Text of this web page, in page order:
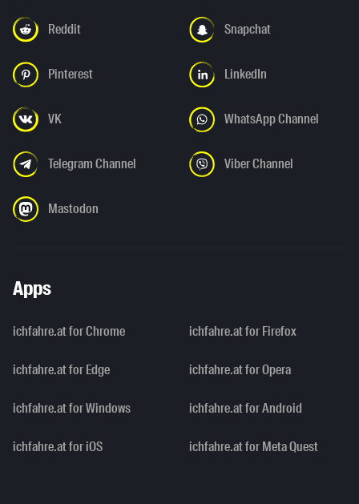
Reddit Snapchat
Pinterest LinkedIn
VK WhatsApp Channel
Telegram Channel Viber Channel
Mastodon
Apps
ichfahre.at for Chrome ichfahre.at for Firefox
ichfahre.at for Edge ichfahre.at for Opera
ichfahre.at for Windows ichfahre.at for Android
ichfahre.at for iOS ichfahre.at for Meta Quest